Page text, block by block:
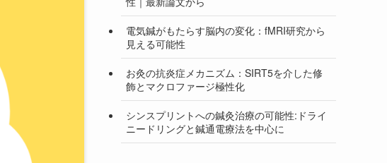
電気鍼がもたらす脳内の変化：fMRI研究から
見える可能性
お灸の抗炎症メカニズム：SIRT5を介した修
飾とマクロファージ極性化
シンスプリントへの鍼灸治療の可能性:ドライ
ニードリングと鍼通電療法を中心に